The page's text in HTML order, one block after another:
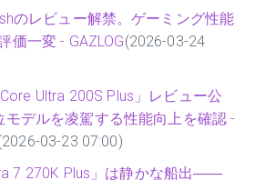
のレビュー解禁。ゲーミング性能
価一変 - GAZLOG(2026-03-24
Ultra 200S Plus」レビュー公
モデルを凌駕する性能向上を確認 -
03-23 07:00)
7 270K Plus」は静かな船出――